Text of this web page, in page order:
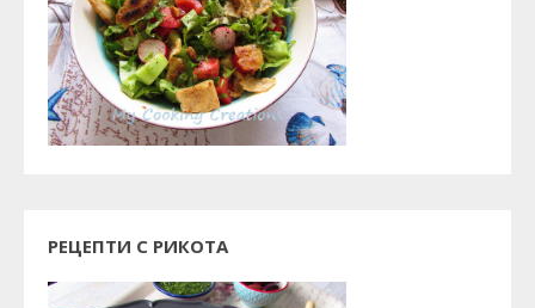
РЕЦЕПТИ С РИКОТА